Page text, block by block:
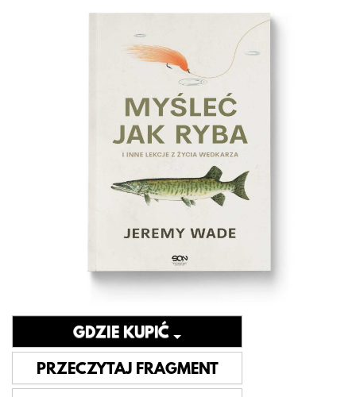
GDZIE KUPIĆ
PRZECZYTAJ FRAGMENT